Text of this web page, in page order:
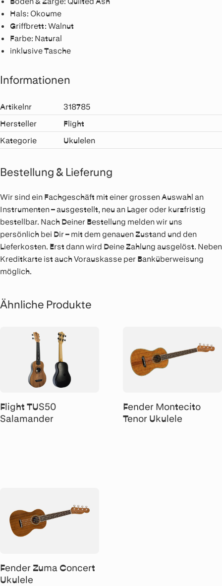
Hals: Okoume
Griffbrett: Walnut
Farbe: Natural
inklusive Tasche
Informationen
Artikelnr
318785
Hersteller
Flight
Kategorie
Ukulelen
Bestellung & Lieferung
Wir sind ein Fachgeschäft mit einer grossen Auswahl an
Instrumenten – ausgestellt, neu an Lager oder kurzfristig
bestellbar. Nach Deiner Bestellung melden wir uns
persönlich bei Dir – mit dem genauen Zustand und den
Lieferkosten. Erst dann wird Deine Zahlung ausgelöst. Neben
Kreditkarte ist auch Vorauskasse per Banküberweisung
möglich.
Ähnliche Produkte
Flight TUS50
Salamander
Fender Montecito
Tenor Ukulele
Fender Zuma Concert
Ukulele